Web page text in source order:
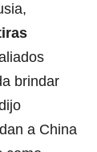
brindar
a China